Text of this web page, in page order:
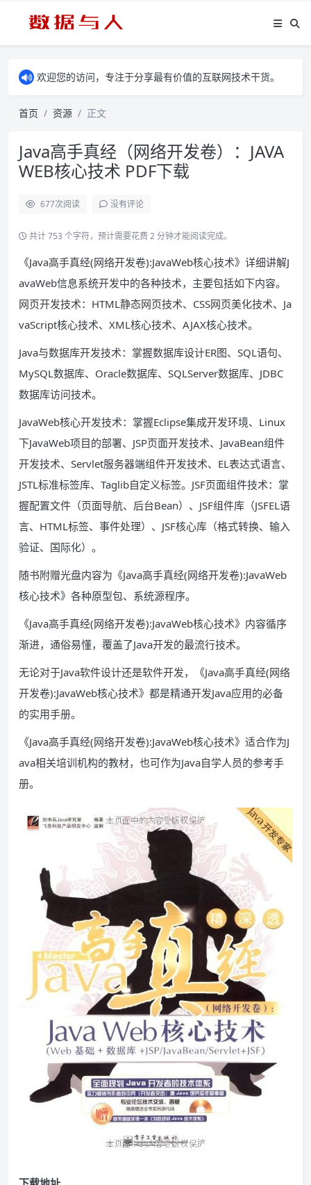
欢迎您的访问，专注于分享最有价值的互联网技术干货。
首页 资源 正文
Java高手真经（网络开发卷）：JAVA
WEB核心技术 PDF下载
677次阅读 没有评论
共计 753 个字符，预计需要花费 2 分钟才能阅读完成。
《Java高手真经(网络开发卷):JavaWeb核心技术》详细讲解J
avaWeb信息系统开发中的各种技术，主要包括如下内容。
网页开发技术：HTML静态网页技术、CSS网页美化技术、Ja
vaScript核心技术、XML核心技术、AJAX核心技术。
Java与数据库开发技术：掌握数据库设计ER图、SQL语句、
MySQL数据库、Oracle数据库、SQLServer数据库、JDBC
数据库访问技术。
JavaWeb核心开发技术：掌握Eclipse集成开发环境、Linux
下JavaWeb项目的部署、JSP页面开发技术、JavaBean组件
开发技术、Servlet服务器端组件开发技术、EL表达式语言、
JSTL标准标签库、Taglib自定义标签。JSF页面组件技术：掌
握配置文件（页面导航、后台Bean）、JSF组件库（JSFEL语
言、HTML标签、事件处理）、JSF核心库（格式转换、输入
验证、国际化）。
随书附赠光盘内容为《Java高手真经(网络开发卷):JavaWeb
核心技术》各种原型包、系统源程序。
《Java高手真经(网络开发卷):JavaWeb核心技术》内容循序
渐进，通俗易懂，覆盖了Java开发的最流行技术。
无论对于Java软件设计还是软件开发，《Java高手真经(网络
开发卷):JavaWeb核心技术》都是精通开发Java应用的必备
的实用手册。
《Java高手真经(网络开发卷):JavaWeb核心技术》适合作为J
ava相关培训机构的教材，也可作为Java自学人员的参考手
册。